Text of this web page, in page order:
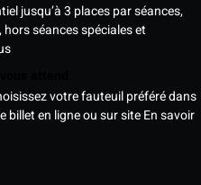
jusqu’à 3 places par séances,
séances spéciales et
votre fauteuil préféré dans
billet en ligne ou sur siteEn savoir